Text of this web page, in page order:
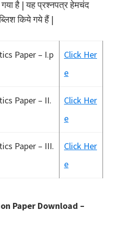
गया है | यह प्रश्नपत्र हेमचंद
किये गये हैं |
Paper – I.p
Click Her
e
Paper – II.
Click Her
e
Paper – III.
Click Her
e
Paper Download –